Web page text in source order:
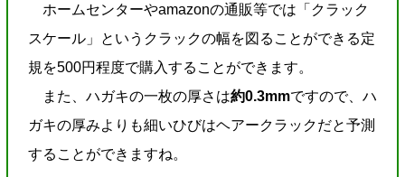
ホームセンターやamazonの通販等では「クラック
スケール」というクラックの幅を図ることができる定
規を500円程度で購入することができます。
また、ハガキの一枚の厚さは約0.3mmですので、ハ
ガキの厚みよりも細いひびはヘアークラックだと予測
することができますね。